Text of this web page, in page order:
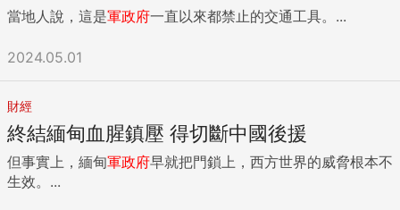
當地人說，這是軍政府一直以來都禁止的交通工具。...
2024.05.01
財經
終結緬甸血腥鎮壓 得切斷中國後援
但事實上，緬甸軍政府早就把門鎖上，西方世界的威脅根本不
生效。...